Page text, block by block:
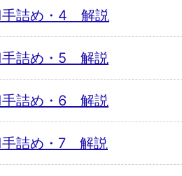
詰め・4 解説
詰め・5 解説
詰め・6 解説
詰め・7 解説